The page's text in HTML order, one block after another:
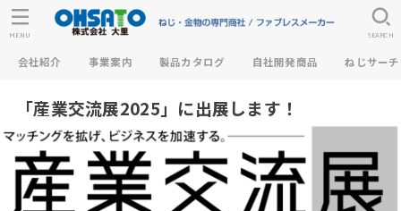
会社紹介 事業案内 製品カタログ 自社開発商品 ねじサーチ
SEARCH
MENU
「産業交流展2025」に出展します！